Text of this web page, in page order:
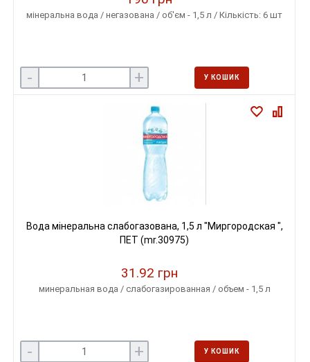
мінеральна вода / негазована / об'єм - 1,5 л / Кількість: 6 шт
- + У КОШИК
Вода мінеральна слабогазована, 1,5 л "Миргородская ",
ПЕТ (mr.30975)
31.92 грн
минеральная вода / слабогазированная / объем - 1,5 л
- + У КОШИК